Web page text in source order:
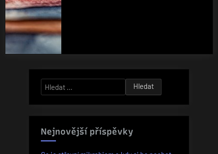
Vyhledávání
Nejnovější příspěvky